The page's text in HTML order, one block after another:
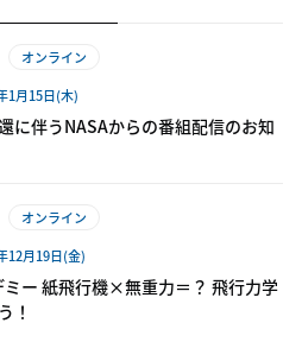
オンライン
1月15日(木)
に伴うNASAからの番組配信のお知
オンライン
12月19日(金)
ミー 紙飛行機×無重力＝？ 飛行力学
！